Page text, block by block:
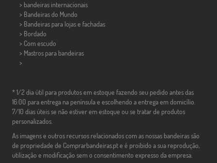
> bandeiras internacionais
> Bandeiras do Mundo
> Bandeiras para lojas e fachadas
> Bordado
> Com escudo
> Mastros para bandeiras
>
* 1/2 dia útil para produtos em estoque fazendo seu pedido antes das
16:00 para entrega na península e escolhendo a entrega em domicílio.
7/10 dias úteis se não estiver em estoque ou se tratar de produtos
personalizados.
As imagens e outros recursos relacionados com as nossas bandeiras são
de propriedade de Comprarbandeiras.pt e é proibido a sua reprodução,
utilização e modificação sem o consentimento expresso da empresa.